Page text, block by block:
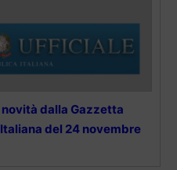
dalla Gazzetta
del 24 novembre